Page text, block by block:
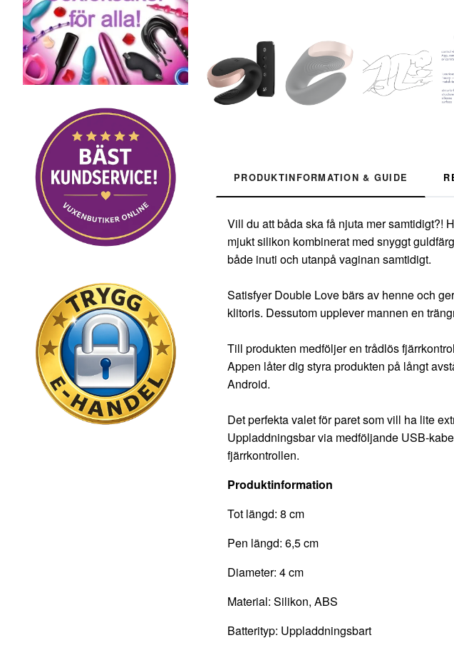
PRODUKTINFORMATION & GUIDE
Vill du att båda ska få njuta mer samtidigt?!
mjukt silikon kombinerat med snyggt
både inuti och utanpå vaginan samtidigt.
Satisfyer Double Love bärs av henne och
klitoris. Dessutom upplever mannen en
Till produkten medföljer en trådlös
Appen låter dig styra produkten på långt
Android.
Det perfekta valet för paret som vill ha lite
Uppladdningsbar via medföljande USB-
fjärrkontrollen.
Produktinformation
Tot längd: 8 cm
Pen längd: 6,5 cm
Diameter: 4 cm
Material: Silikon, ABS
Batterityp: Uppladdningsbart